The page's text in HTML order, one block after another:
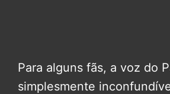
Para alguns fãs, a voz do
simplesmente